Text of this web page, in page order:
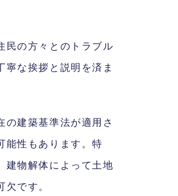
民の方々とのトラブル
な挨拶と説明を済ま
の建築基準法が適用さ
能性もあります。特
建物解体によって土地
です。